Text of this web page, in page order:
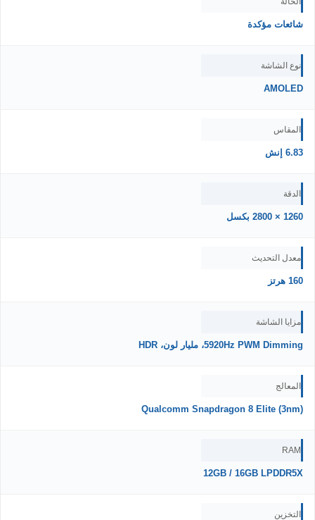
شائعات مؤكدة
نوع الشاشة
AMOLED
المقاس
6.83 إنش
الدقة
1260 × 2800 بكسل
معدل التحديث
160 هرتز
مزايا الشاشة
5920Hz PWM Dimming، مليار لون، HDR
المعالج
Qualcomm Snapdragon 8 Elite (3nm)
RAM
12GB / 16GB LPDDR5X
التخزين